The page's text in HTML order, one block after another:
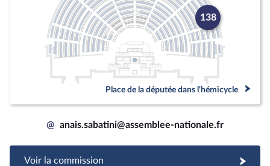
138
Place de la députée dans l'hémicycle
@ anais.sabatini@assemblee-nationale.fr
Voir la commission